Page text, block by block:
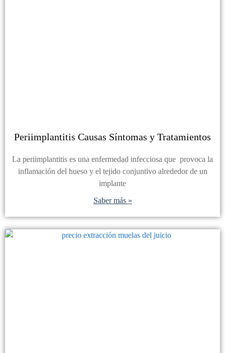
Periimplantitis Causas Síntomas y Tratamientos
La periimplantitis es una enfermedad infecciosa que provoca la
inflamación del hueso y el tejido conjuntivo alrededor de un
implante
Saber más »